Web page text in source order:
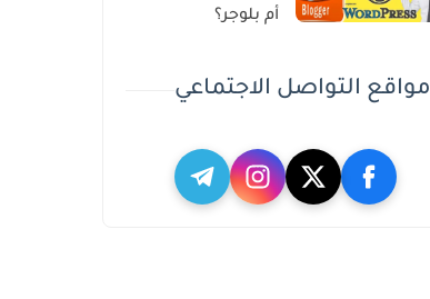
أم بلوجر؟
مواقع التواصل الاجتماعي